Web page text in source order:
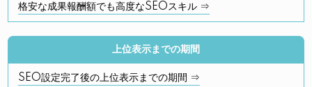
格安な成果報酬額でも高度なSEOスキル ⇒
上位表示までの期間
SEO設定完了後の上位表示までの期間 ⇒